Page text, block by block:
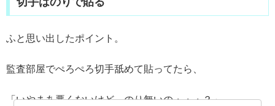
ふと思い出したポイント。
監査部屋でぺろぺろ切手舐めて貼ってたら、
「いやまあ悪くないけど、のり無いの・・・？」